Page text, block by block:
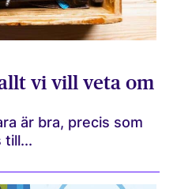
vi vill veta om
är bra, precis som
till...